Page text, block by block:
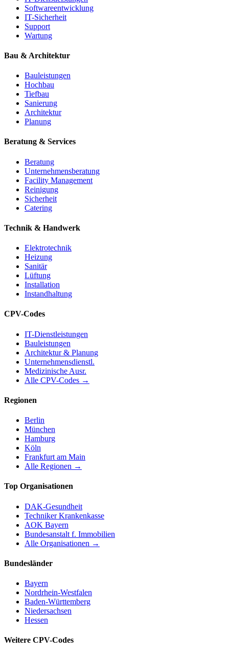
Softwareentwicklung
IT-Sicherheit
Support
Wartung
Bau & Architektur
Bauleistungen
Hochbau
Tiefbau
Sanierung
Architektur
Planung
Beratung & Services
Beratung
Unternehmensberatung
Facility Management
Reinigung
Sicherheit
Catering
Technik & Handwerk
Elektrotechnik
Heizung
Sanitär
Lüftung
Installation
Instandhaltung
CPV-Codes
IT-Dienstleistungen
Bauleistungen
Architektur & Planung
Unternehmensdienstl.
Medizinische Ausr.
Alle CPV-Codes →
Regionen
Berlin
München
Hamburg
Köln
Frankfurt am Main
Alle Regionen →
Top Organisationen
DAK-Gesundheit
Techniker Krankenkasse
AOK Bayern
Bundesanstalt f. Immobilien
Alle Organisationen →
Bundesländer
Bayern
Nordrhein-Westfalen
Baden-Württemberg
Niedersachsen
Hessen
Weitere CPV-Codes